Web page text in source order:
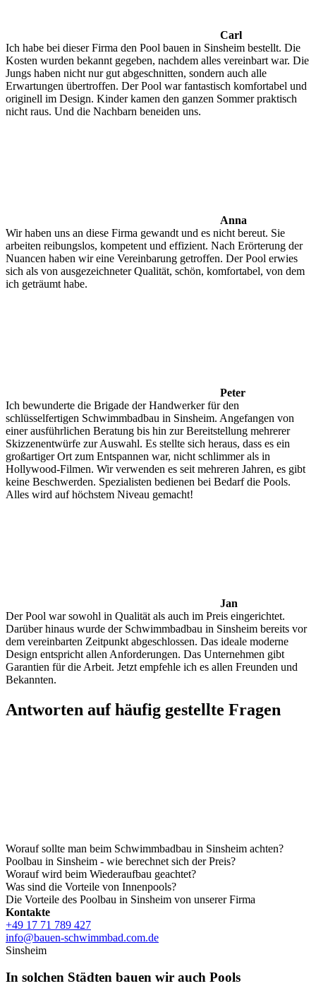
Carl
Ich habe bei dieser Firma den Pool bauen in Sinsheim bestellt. Die
Kosten wurden bekannt gegeben, nachdem alles vereinbart war. Die
Jungs haben nicht nur gut abgeschnitten, sondern auch alle
Erwartungen übertroffen. Der Pool war fantastisch komfortabel und
originell im Design. Kinder kamen den ganzen Sommer praktisch
nicht raus. Und die Nachbarn beneiden uns.
Anna
Wir haben uns an diese Firma gewandt und es nicht bereut. Sie
arbeiten reibungslos, kompetent und effizient. Nach Erörterung der
Nuancen haben wir eine Vereinbarung getroffen. Der Pool erwies
sich als von ausgezeichneter Qualität, schön, komfortabel, von dem
ich geträumt habe.
Peter
Ich bewunderte die Brigade der Handwerker für den
schlüsselfertigen Schwimmbadbau in Sinsheim. Angefangen von
einer ausführlichen Beratung bis hin zur Bereitstellung mehrerer
Skizzenentwürfe zur Auswahl. Es stellte sich heraus, dass es ein
großartiger Ort zum Entspannen war, nicht schlimmer als in
Hollywood-Filmen. Wir verwenden es seit mehreren Jahren, es gibt
keine Beschwerden. Spezialisten bedienen bei Bedarf die Pools.
Alles wird auf höchstem Niveau gemacht!
Jan
Der Pool war sowohl in Qualität als auch im Preis eingerichtet.
Darüber hinaus wurde der Schwimmbadbau in Sinsheim bereits vor
dem vereinbarten Zeitpunkt abgeschlossen. Das ideale moderne
Design entspricht allen Anforderungen. Das Unternehmen gibt
Garantien für die Arbeit. Jetzt empfehle ich es allen Freunden und
Bekannten.
Antworten auf häufig gestellte Fragen
Worauf sollte man beim Schwimmbadbau in Sinsheim achten?
Poolbau in Sinsheim - wie berechnet sich der Preis?
Worauf wird beim Wiederaufbau geachtet?
Was sind die Vorteile von Innenpools?
Die Vorteile des Poolbau in Sinsheim von unserer Firma
Kontakte
+49 17 71 789 427
info@bauen-schwimmbad.com.de
Sinsheim
In solchen Städten bauen wir auch Pools